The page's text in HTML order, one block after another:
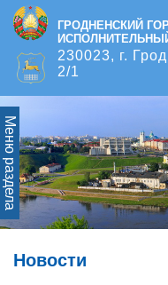
ГРОДНЕНСКИЙ
230023, г.
2/1
Меню раздела
Новости